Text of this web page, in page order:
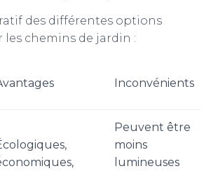
des différentes options
les chemins de jardin :
Inconvénients
Peuvent être
moins
lumineuses